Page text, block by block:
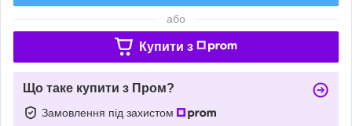
або
Купити з
Що таке купити з Пром?
Замовлення під захистом